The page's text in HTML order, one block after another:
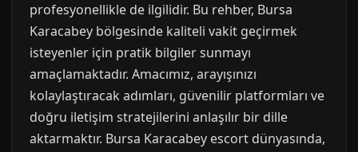
profesyonellikle de ilgilidir. Bu rehber, Bursa
Karacabey bölgesinde kaliteli vakit geçirmek
isteyenler için pratik bilgiler sunmayı
amaçlamaktadır. Amacımız, arayışınızı
kolaylaştıracak adımları, güvenilir platformları ve
doğru iletişim stratejilerini anlaşılır bir dille
aktarmaktır. Bursa Karacabey escort dünyasında,